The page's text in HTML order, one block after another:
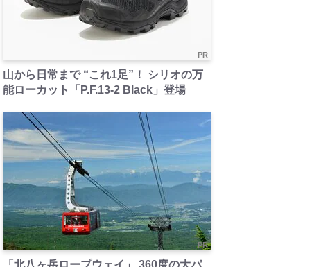
PR
山から日常まで “これ1足”！ シリオの万
能ローカット「P.F.13-2 Black」登場
PR
「北八ヶ岳ロープウェイ」 360度の大パ